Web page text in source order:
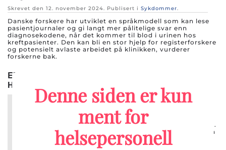
Skrevet den 12. november 2024. Publisert i Sykdommer.
Danske forskere har utviklet en språkmodell som kan lese
pasientjournaler og gi langt mer pålitelige svar enn
diagnosekodene, når det kommer til blod i urinen hos
kreftpasienter. Den kan bli en stor hjelp for registerforskere
og potensielt avlaste arbeidet på klinikken, vurderer
forskerne bak.
EMA anbefaler adjuverende Kisqali mot tidlig
HR+/HER2-negativ brystkreft
Skrevet den12. november 2024 . Publisert i Brystkreft
Det Europeiske Legemiddelagentur (EMA) anbefaler
markedsføringstillatelse for Kisqali (ribociclib) som
adjuvant behandling av tidlig HR+/HER2-negativ brystkreft.
Behandlingen har vist seg å redusere risikoen for at kreften
kommer tilbake, i kombinasjon med endokrin behandling.
Denne siden er kun
ment for
helsepersonell